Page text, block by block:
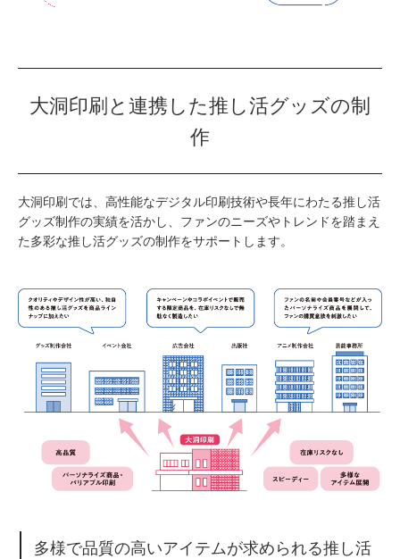
大洞印刷と連携した推し活グッズの制
作
大洞印刷では、高性能なデジタル印刷技術や長年にわたる推し活
グッズ制作の実績を活かし、ファンのニーズやトレンドを踏まえ
た多彩な推し活グッズの制作をサポートします。
多様で品質の高いアイテムが求められる推し活